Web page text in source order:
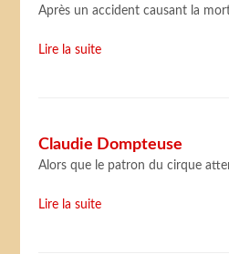
Après un accident causant la
Lire la suite
Claudie Dompteuse
Alors que le patron du cirque
Lire la suite